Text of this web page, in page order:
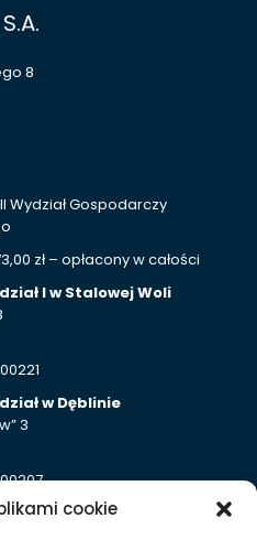
cookie
8
Wydział Gospodarczy
zł – opłacony w całości
I w Stalowej Woli
w Dęblinie
3
Autosan w Sanoku